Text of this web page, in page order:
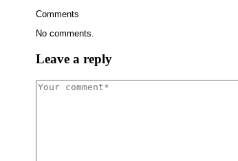
Comments
No comments.
Leave a reply